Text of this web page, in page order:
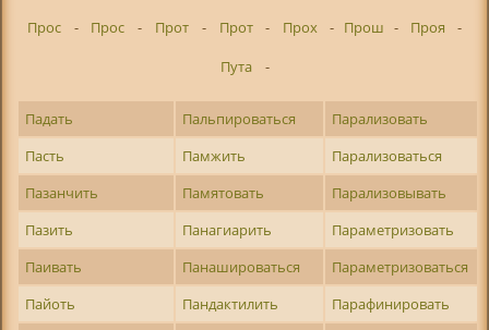
Прос
- Прос - Прот - Прот - Прох - Прош - Проя
-
Пута
-
Падать Пальпироваться
Парализовать
Пасть
Памжить
Парализоваться
Пазанчить
Памятовать
Парализовывать
Пазить
Панагиарить
Параметризовать
Паивать
Панашироваться
Параметризоваться
Пайоть
Пандактилить
Парафинировать